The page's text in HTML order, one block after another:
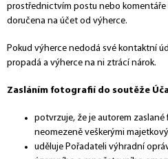
prostřednictvím postu nebo komentáře
doručena na účet od výherce.
Pokud výherce nedodá své kontaktní
propadá a výherce na ni ztrácí nárok.
Zasláním fotografií do soutěže
potvrzuje, že je autorem
neomezeně veškerými
uděluje Pořadateli výhradní